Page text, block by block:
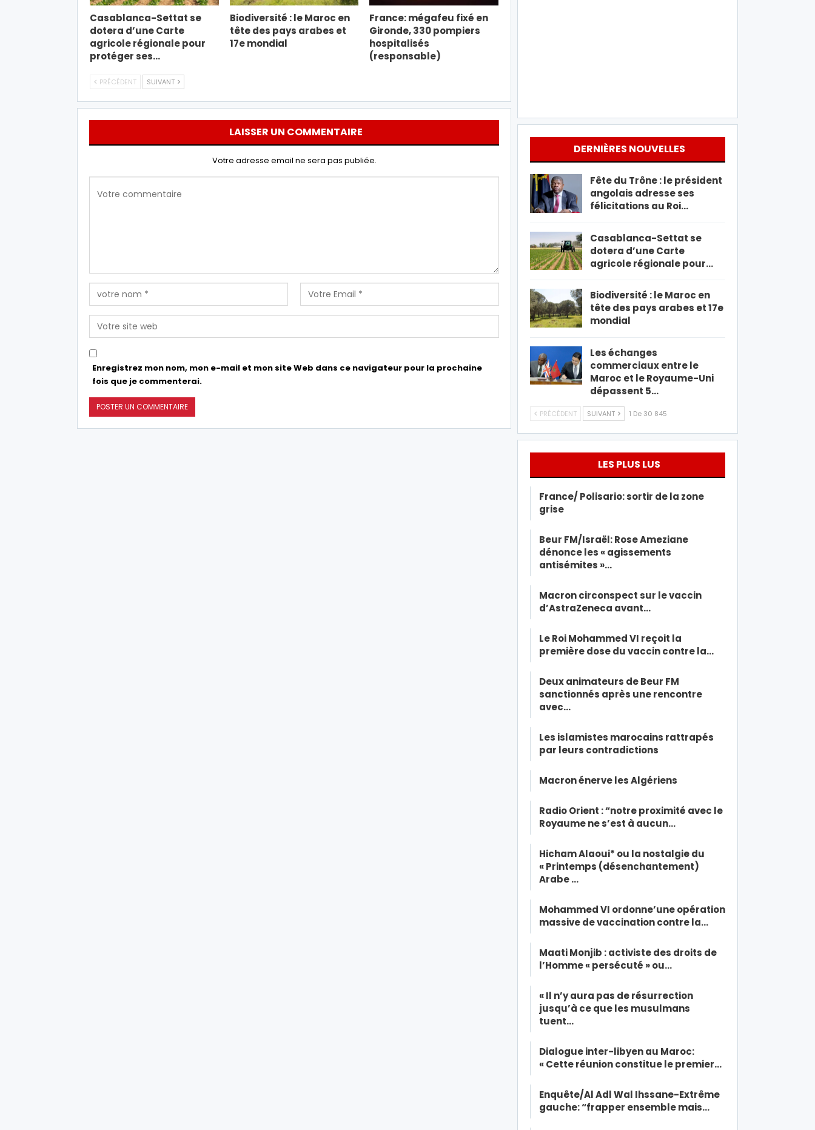
Casablanca-Settat se
dotera d’une Carte
agricole régionale pour
protéger ses…
Biodiversité : le Maroc en
tête des pays arabes et
17e mondial
France: mégafeu fixé en
Gironde, 330 pompiers
hospitalisés
(responsable)
PRÉCÉDENT SUIVANT
LAISSER UN COMMENTAIRE
Votre adresse email ne sera pas publiée.
Enregistrez mon nom, mon e-mail et mon site Web dans ce navigateur pour la prochaine
fois que je commenterai.
DERNIÈRES NOUVELLES
Fête du Trône : le président
angolais adresse ses
félicitations au Roi…
Casablanca-Settat se
dotera d’une Carte
agricole régionale pour…
Biodiversité : le Maroc en
tête des pays arabes et 17e
mondial
Les échanges
commerciaux entre le
Maroc et le Royaume-Uni
dépassent 5…
PRÉCÉDENT SUIVANT 1 De 30 845
LES PLUS LUS
France/ Polisario: sortir de la zone
grise
Beur FM/Israël: Rose Ameziane
dénonce les « agissements
antisémites »…
Macron circonspect sur le vaccin
d’AstraZeneca avant…
Le Roi Mohammed VI reçoit la
première dose du vaccin contre la…
Deux animateurs de Beur FM
sanctionnés après une rencontre
avec…
Les islamistes marocains rattrapés
par leurs contradictions
Macron énerve les Algériens
Radio Orient : “notre proximité avec le
Royaume ne s’est à aucun…
Hicham Alaoui* ou la nostalgie du
« Printemps (désenchantement)
Arabe …
Mohammed VI ordonne’une opération
massive de vaccination contre la…
Maati Monjib : activiste des droits de
l’Homme « persécuté » ou…
« Il n’y aura pas de résurrection
jusqu’à ce que les musulmans
tuent…
Dialogue inter-libyen au Maroc:
« Cette réunion constitue le premier…
Enquête/Al Adl Wal Ihssane-Extrême
gauche: “frapper ensemble mais…